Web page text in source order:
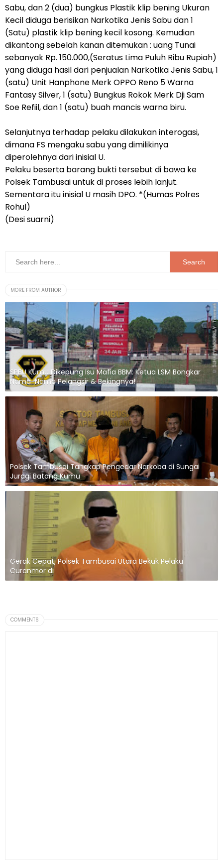
Sabu, dan 2 (dua) bungkus Plastik klip bening Ukuran
Kecil diduga berisikan Narkotika Jenis Sabu dan 1
(Satu) plastik klip bening kecil kosong. Kemudian
dikantong sebelah kanan ditemukan : uang Tunai
sebanyak Rp. 150.000,(Seratus Lima Puluh Ribu Rupiah)
yang diduga hasil dari penjualan Narkotika Jenis Sabu, 1
(satu) Unit Hanphone Merk OPPO Reno 5 Warna
Fantasy Silver, 1 (satu) Bungkus Rokok Merk Dji Sam
Soe Refiil, dan 1 (satu) buah mancis warna biru.
Selanjutnya terhadap pelaku dilakukan interogasi,
dimana FS mengaku sabu yang dimilikinya
diperolehnya dari inisial U.
Pelaku beserta barang bukti tersebut di bawa ke
Polsek Tambusai untuk di proses lebih lanjut.
Sementara itu inisial U masih DPO. *(Humas Polres
Rohul)
(Desi suarni)
MORE FROM AUTHOR
SPBU Kumu Dikepung Isu Mafia BBM: Ketua LSM Bongkar
Nama-Nama Pelangsir & Bekingnya!
Polsek Tambusai Tangkap Pengedar Narkoba di Sungai
Juragi Batang Kumu
Gerak Cepat, Polsek Tambusai Utara Bekuk Pelaku
Curanmor di
COMMENTS